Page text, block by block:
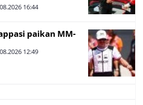
16:44
paikan MM-
12:49